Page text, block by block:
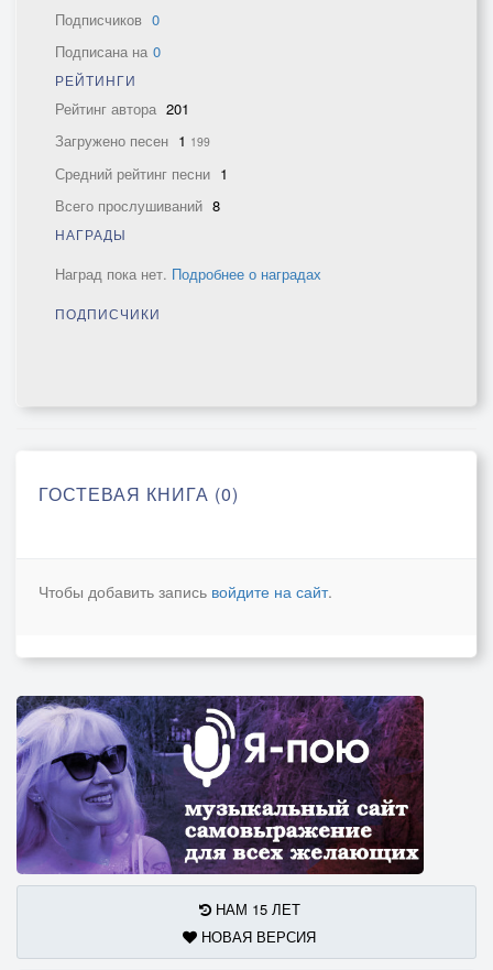
Подписчиков 0
Подписана на 0
РЕЙТИНГИ
Рейтинг автора 201
Загружено песен 1 199
Средний рейтинг песни 1
Всего прослушиваний 8
НАГРАДЫ
Наград пока нет. Подробнее о наградах
ПОДПИСЧИКИ
ГОСТЕВАЯ КНИГА (0)
Чтобы добавить запись войдите на сайт.
НАМ 15 ЛЕТ
НОВАЯ ВЕРСИЯ